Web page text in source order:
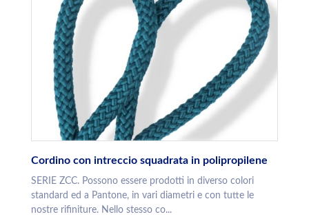
Cordino con intreccio squadrata in polipropilene
SERIE ZCC. Possono essere prodotti in diverso colori
standard ed a Pantone, in vari diametri e con tutte le
nostre rifiniture. Nello stesso co...